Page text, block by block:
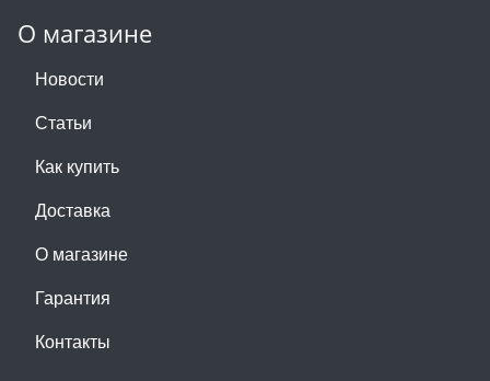
О магазине
Новости
Статьи
Как купить
Доставка
О магазине
Гарантия
Контакты